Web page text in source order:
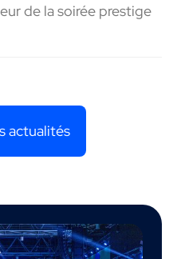
de la soirée prestige
actualités